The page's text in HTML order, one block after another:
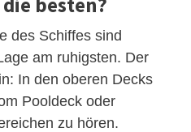
des Schiffes sind
am ruhigsten. Der
In den oberen Decks
Pooldeck oder
zu hören.